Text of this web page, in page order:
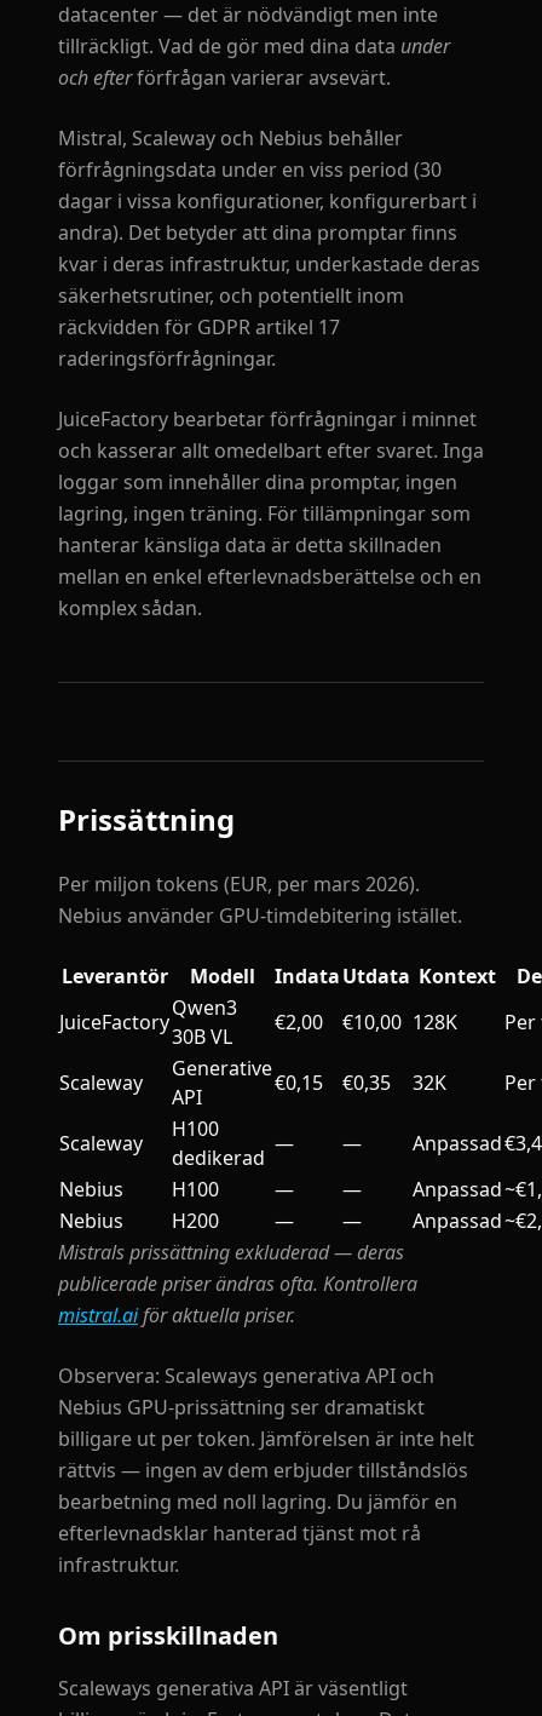
datacenter — det är nödvändigt men inte
tillräckligt. Vad de gör med dina data under
och efterförfrågan varierar avsevärt.
Mistral, Scaleway och Nebius behåller
förfrågningsdata under en viss period (30
dagar i vissa konfigurationer, konfigurerbart i
andra). Det betyder att dina promptar finns
kvar i deras infrastruktur, underkastade deras
säkerhetsrutiner, och potentiellt inom
räckvidden för GDPR artikel 17
raderingsförfrågningar.
JuiceFactory bearbetar förfrågningar i minnet
och kasserar allt omedelbart efter svaret. Inga
loggar som innehåller dina promptar, ingen
lagring, ingen träning. För tillämpningar som
hanterar känsliga data är detta skillnaden
mellan en enkel efterlevnadsberättelse och en
komplex sådan.
Prissättning
Per miljon tokens (EUR, per mars 2026).
Nebius använder GPU-timdebitering istället.
Leverantör Modell IndataUtdata Kontext
JuiceFactory
Qwen3
30B VL
€2,00 €10,00 128K
Scaleway
Generative
API
€0,15 €0,35 32K
Scaleway
H100
dedikerad
— — Anpassad
Nebius
H100 — — Anpassad
Nebius
H200 — — Anpassad
Mistrals prissättning exkluderad — deras
publicerade priser ändras ofta. Kontrollera
mistral.aiför aktuella priser.
Observera: Scaleways generativa API och
Nebius GPU-prissättning ser dramatiskt
billigare ut per token. Jämförelsen är inte helt
rättvis — ingen av dem erbjuder tillståndslös
bearbetning med noll lagring. Du jämför en
efterlevnadsklar hanterad tjänst mot rå
infrastruktur.
Om prisskillnaden
Scaleways generativa API är väsentligt